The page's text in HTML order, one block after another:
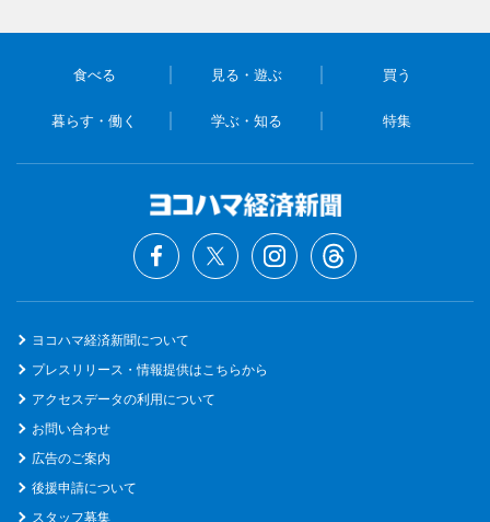
食べる 見る・遊ぶ 買う
暮らす・働く 学ぶ・知る 特集
ヨコハマ経済新聞について
プレスリリース・情報提供はこちらから
アクセスデータの利用について
お問い合わせ
広告のご案内
後援申請について
スタッフ募集